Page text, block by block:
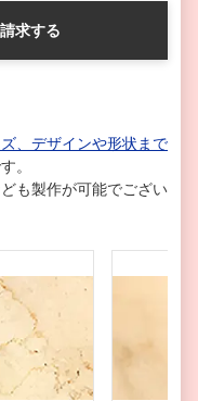
求する
、デザインや形状まで
。
も製作が可能でござい